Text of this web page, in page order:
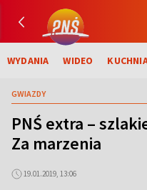
WYDANIA WIDEO
GWIAZDY
PNŚ extra –
Za marzenia
19.01.2019, 13:06